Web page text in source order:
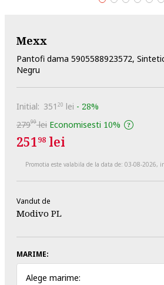
Mexx
Pantofi dama 5905588923572,
Negru
Initial: 351 20 lei - 28%
27999lei Economisesti 10%
25198 lei
Promotia este valabila de la data de: 03-08-2026,
Vandut de
Modivo PL
MARIME:
Alege marime: